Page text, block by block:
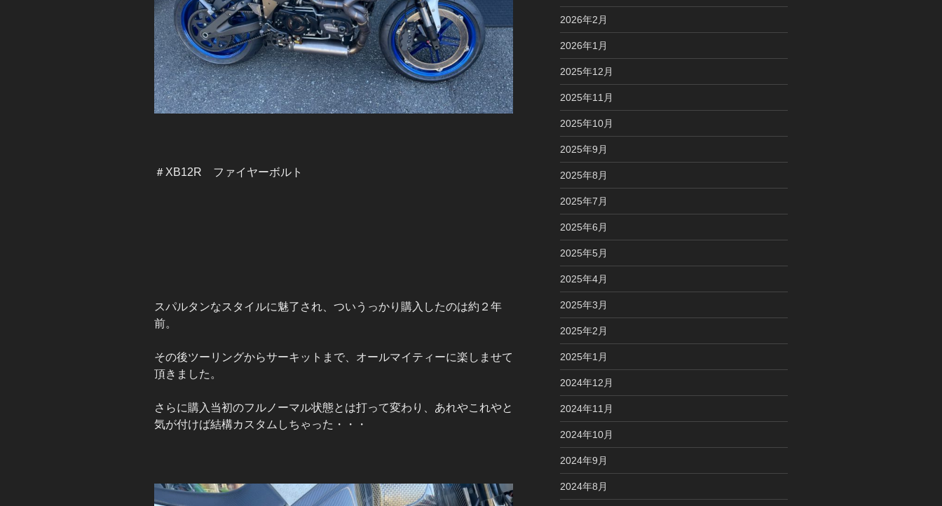
＃XB12R ファイヤーボルト
スパルタンなスタイルに魅了され、ついうっかり購入したのは約２年
前。
その後ツーリングからサーキットまで、オールマイティーに楽しませて
頂きました。
さらに購入当初のフルノーマル状態とは打って変わり、あれやこれやと
気が付けば結構カスタムしちゃった・・・
2026年2月
2026年1月
2025年12月
2025年11月
2025年10月
2025年9月
2025年8月
2025年7月
2025年6月
2025年5月
2025年4月
2025年3月
2025年2月
2025年1月
2024年12月
2024年11月
2024年10月
2024年9月
2024年8月